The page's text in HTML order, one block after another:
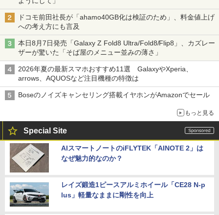
ドコモ前田社長が「ahamo40GB化は検証のため」、料金値上げ
への考え方にも言及
本日8月7日発売「Galaxy Z Fold8 Ultra/Fold8/Flip8」、カズレー
ザーが驚いた「そば屋のメニュー並みの薄さ」
2026年夏の最新スマホおすすめ11選 GalaxyやXperia、
arrows、AQUOSなど注目機種の特徴は
Boseのノイズキャンセリング搭載イヤホンがAmazonでセール
もっと見る
Special Site
AIスマートノートのiFLYTEK「AINOTE 2」は
なぜ魅力的なのか？
レイズ鍛造1ピースアルミホイール「CE28 N-p
lus」軽量なままに剛性を向上